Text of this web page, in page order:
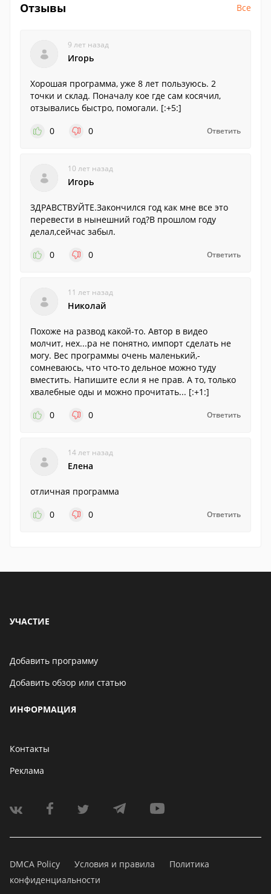
Отзывы Все
9 лет назад
Игорь
Хорошая программа, уже 8 лет пользуюсь. 2
точки и склад. Поначалу кое где сам косячил,
отзывались быстро, помогали. [:+5:]
0
0 Ответить
10 лет назад
Игорь
ЗДРАВСТВУЙТЕ.Закончился год как мне все это
перевести в нынешний год?В прошлом году
делал,сейчас забыл.
0
0 Ответить
11 лет назад
Николай
Похоже на развод какой-то. Автор в видео
молчит, нех...ра не понятно, импорт сделать не
могу. Вес программы очень маленький,-
сомневаюсь, что что-то дельное можно туду
вместить. Напишите если я не прав. А то, только
хвалебные оды и можно прочитать... [:+1:]
0
0 Ответить
14 лет назад
Елена
отличная программа
0
0 Ответить
УЧАСТИЕ
Добавить программу
Добавить обзор или статью
ИНФОРМАЦИЯ
Контакты
Реклама
DMCA Policy Условия и правила
Политика
конфиденциальности